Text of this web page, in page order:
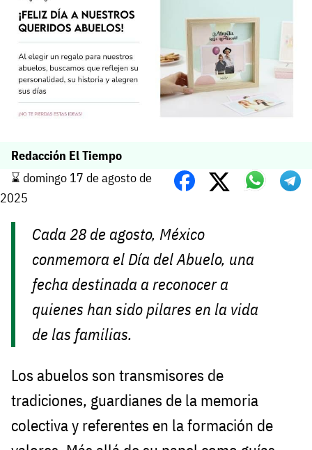
Redacción El Tiempo
⌛️ domingo 17 de agosto de
2025
Cada 28 de agosto, México
conmemora el Día del Abuelo, una
fecha destinada a reconocer a
quienes han sido pilares en la vida
de las familias.
Los abuelos son transmisores de
tradiciones, guardianes de la memoria
colectiva y referentes en la formación de